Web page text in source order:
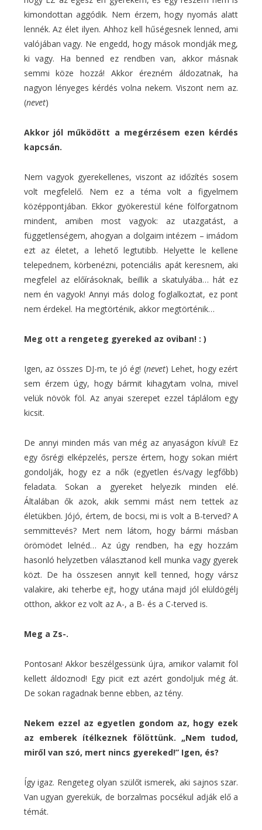
kimondottan aggódik. Nem érzem, hogy nyomás alatt
lennék. Az élet ilyen. Ahhoz kell hűségesnek lenned, ami
valójában vagy. Ne engedd, hogy mások mondják meg,
ki vagy. Ha benned ez rendben van, akkor másnak
semmi köze hozzá! Akkor érezném áldozatnak, ha
nagyon lényeges kérdés volna nekem. Viszont nem az.
(nevet)
Akkor jól működött a megérzésem ezen kérdés
kapcsán.
Nem vagyok gyerekellenes, viszont az időzítés sosem
volt megfelelő. Nem ez a téma volt a figyelmem
középpontjában. Ekkor gyökerestül kéne fölforgatnom
mindent, amiben most vagyok: az utazgatást, a
függetlenségem, ahogyan a dolgaim intézem – imádom
ezt az életet, a lehető legtutibb. Helyette le kellene
telepednem, körbenézni, potenciális apát keresnem, aki
megfelel az előírásoknak, beillik a skatulyába… hát ez
nem én vagyok! Annyi más dolog foglalkoztat, ez pont
nem érdekel. Ha megtörténik, akkor megtörténik…
Meg ott a rengeteg gyereked az oviban! : )
Igen, az összes DJ-m, te jó ég! (nevet) Lehet, hogy ezért
sem érzem úgy, hogy bármit kihagytam volna, mivel
velük növök föl. Az anyai szerepet ezzel táplálom egy
kicsit.
De annyi minden más van még az anyaságon kívül! Ez
egy ősrégi elképzelés, persze értem, hogy sokan miért
gondolják, hogy ez a nők (egyetlen és/vagy legfőbb)
feladata. Sokan a gyereket helyezik minden elé.
Általában ők azok, akik semmi mást nem tettek az
életükben. Jójó, értem, de bocsi, mi is volt a B-terved? A
semmittevés? Mert nem látom, hogy bármi másban
örömödet lelnéd… Az úgy rendben, ha egy hozzám
hasonló helyzetben választanod kell munka vagy gyerek
közt. De ha összesen annyit kell tenned, hogy vársz
valakire, aki teherbe ejt, hogy utána majd jól elüldögélj
otthon, akkor ez volt az A-, a B- és a C-terved is.
Meg a Zs-.
Pontosan! Akkor beszélgessünk újra, amikor valamit föl
kellett áldoznod! Egy picit ezt azért gondoljuk még át.
De sokan ragadnak benne ebben, az tény.
Nekem ezzel az egyetlen gondom az, hogy ezek
az emberek ítélkeznek fölöttünk. „Nem tudod,
miről van szó, mert nincs gyereked!” Igen, és?
Így igaz. Rengeteg olyan szülőt ismerek, aki sajnos szar.
Van ugyan gyerekük, de borzalmas pocsékul adják elő a
témát.